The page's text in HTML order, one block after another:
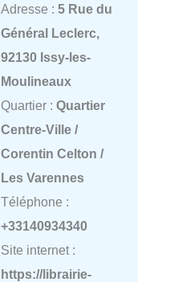
Adresse : 5 Rue du
Général Leclerc,
92130 Issy-les-
Moulineaux
Quartier : Quartier
Centre-Ville /
Corentin Celton /
Les Varennes
Téléphone :
+33140934340
Site internet :
https://librairie-